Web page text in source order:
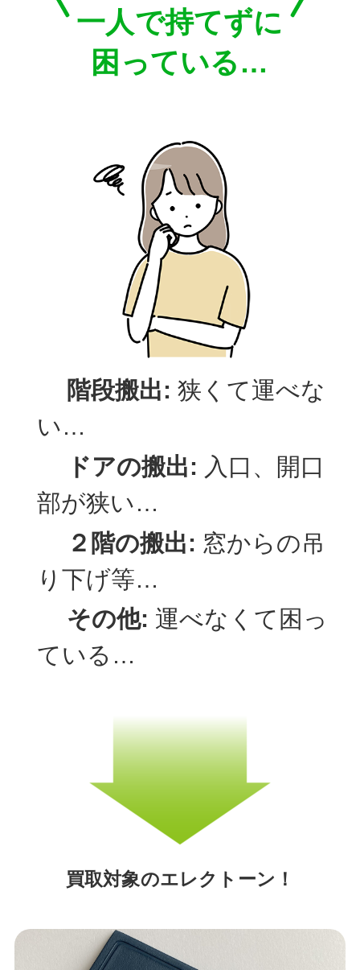
一人で持てずに
困っている…
階段搬出: 狭くて運べな
い…
ドアの搬出: 入口、開口
部が狭い…
２階の搬出: 窓からの吊
り下げ等…
その他: 運べなくて困っ
ている…
買取対象のエレクトーン！